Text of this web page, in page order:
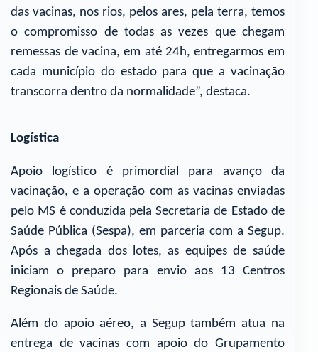
das vacinas, nos rios, pelos ares, pela terra, temos
o compromisso de todas as vezes que chegam
remessas de vacina, em até 24h, entregarmos em
cada município do estado para que a vacinação
transcorra dentro da normalidade”, destaca.
Logística
Apoio logístico é primordial para avanço da
vacinação, e a operação com as vacinas enviadas
pelo MS é conduzida pela Secretaria de Estado de
Saúde Pública (Sespa), em parceria com a Segup.
Após a chegada dos lotes, as equipes de saúde
iniciam o preparo para envio aos 13 Centros
Regionais de Saúde.
Além do apoio aéreo, a Segup também atua na
entrega de vacinas com apoio do Grupamento